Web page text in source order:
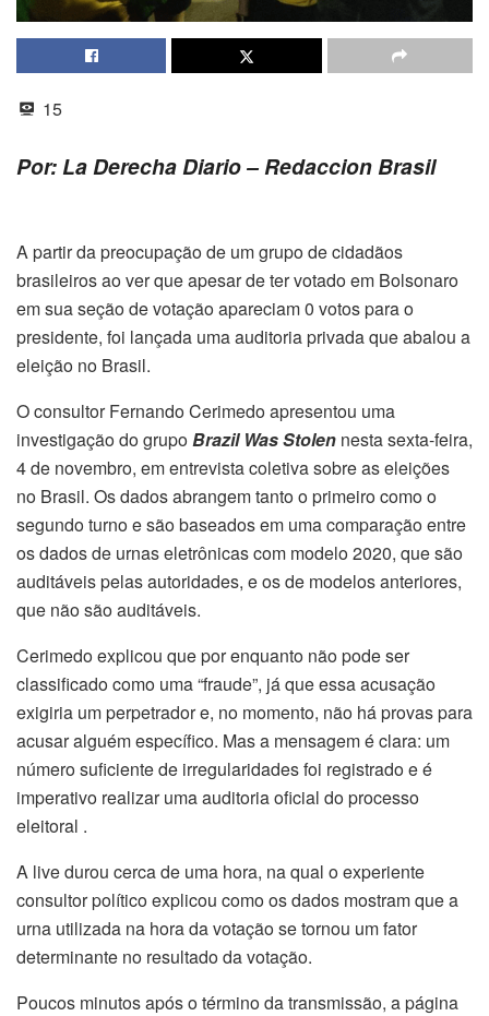
15
Por: La Derecha Diario – Redaccion Brasil
A partir da preocupação de um grupo de cidadãos
brasileiros ao ver que apesar de ter votado em Bolsonaro
em sua seção de votação apareciam 0 votos para o
presidente, foi lançada uma auditoria privada que abalou a
eleição no Brasil.
O consultor Fernando Cerimedo apresentou uma
investigação do grupoBrazil Was Stolen nesta sexta-feira,
4 de novembro, em entrevista coletiva sobre as eleições
no Brasil. Os dados abrangem tanto o primeiro como o
segundo turno e são baseados em uma comparação entre
os dados de urnas eletrônicas com modelo 2020, que são
auditáveis ​​pelas autoridades, e os de modelos anteriores,
que não são auditáveis.
Cerimedo explicou que por enquanto não pode ser
classificado como uma “fraude”, já que essa acusação
exigiria um perpetrador e, no momento, não há provas para
acusar alguém específico. Mas a mensagem é clara: um
número suficiente de irregularidades foi registrado e é
imperativo realizar uma auditoria oficial do processo
eleitoral .
A live durou cerca de uma hora, na qual o experiente
consultor político explicou como os dados mostram que a
urna utilizada na hora da votação se tornou um fator
determinante no resultado da votação.
Poucos minutos após o término da transmissão, a página